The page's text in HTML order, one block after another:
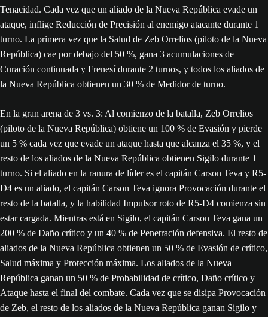
Tenacidad. Cada vez que un aliado de la Nueva República evade un
ataque, inflige Reducción de Precisión al enemigo atacante durante 1
turno. La primera vez que la Salud de Zeb Orrelios (piloto de la Nueva
República) cae por debajo del 50 %, gana 3 acumulaciones de
Curación continuada y Frenesí durante 2 turnos, y todos los aliados de
la Nueva República obtienen un 30 % de Medidor de turno.
En la gran arena de 3 vs. 3: Al comienzo de la batalla, Zeb Orrelios
(piloto de la Nueva República) obtiene un 100 % de Evasión y pierde
un 5 % cada vez que evade un ataque hasta que alcanza el 35 %, y el
resto de los aliados de la Nueva República obtienen Sigilo durante 1
turno. Si el aliado en la ranura de líder es el capitán Carson Teva y R5-
D4 es un aliado, el capitán Carson Teva ignora Provocación durante el
resto de la batalla, y la habilidad Impulsor roto de R5-D4 comienza sin
estar cargada. Mientras está en Sigilo, el capitán Carson Teva gana un
200 % de Daño crítico y un 40 % de Penetración defensiva. El resto de
aliados de la Nueva República obtienen un 50 % de Evasión de crítico,
Salud máxima y Protección máxima. Los aliados de la Nueva
República ganan un 50 % de Probabilidad de crítico, Daño crítico y
Ataque hasta el final del combate. Cada vez que se disipa Provocación
de Zeb, el resto de los aliados de la Nueva República ganan Sigilo y